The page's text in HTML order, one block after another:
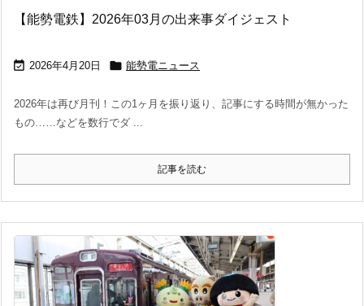
【能勢電鉄】2026年03月の出来事ダイジェスト
 2026年4月20日  能勢電ニュース
2026年は再び月刊！この1ヶ月を振り返り、記事にする時間が無かった
もの……などを数行でダ ...
記事を読む